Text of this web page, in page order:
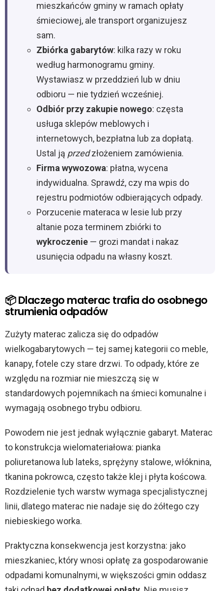
mieszkańców gminy w ramach opłaty
śmieciowej, ale transport organizujesz
sam.
Zbiórka gabarytów: kilka razy w roku
według harmonogramu gminy.
Wystawiasz w przeddzień lub w dniu
odbioru — nie tydzień wcześniej.
Odbiór przy zakupie nowego: częsta
usługa sklepów meblowych i
internetowych, bezpłatna lub za dopłatą.
Ustal ją przedzłożeniem zamówienia.
Firma wywozowa: płatna, wycena
indywidualna. Sprawdź, czy ma wpis do
rejestru podmiotów odbierających odpady.
Porzucenie materaca w lesie lub przy
altanie poza terminem zbiórki to
wykroczenie — grozi mandat i nakaz
usunięcia odpadu na własny koszt.
📦 Dlaczego materac trafia do osobnego
strumienia odpadów
Zużyty materac zalicza się do odpadów
wielkogabarytowych — tej samej kategorii co meble,
kanapy, fotele czy stare drzwi. To odpady, które ze
względu na rozmiar nie mieszczą się w
standardowych pojemnikach na śmieci komunalne i
wymagają osobnego trybu odbioru.
Powodem nie jest jednak wyłącznie gabaryt. Materac
to konstrukcja wielomateriałowa: pianka
poliuretanowa lub lateks, sprężyny stalowe, włóknina,
tkanina pokrowca, często także klej i płyta koścowa.
Rozdzielenie tych warstw wymaga specjalistycznej
linii, dlatego materac nie nadaje się do żółtego czy
niebieskiego worka.
Praktyczna konsekwencja jest korzystna: jako
mieszkaniec, który wnosi opłatę za gospodarowanie
odpadami komunalnymi, w większości gmin oddasz